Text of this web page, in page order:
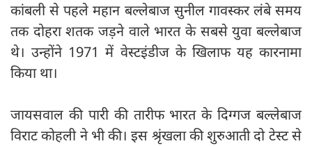
कांबली से पहले महान बल्लेबाज सुनील गावस्कर लंबे समय
तक दोहरा शतक जड़ने वाले भारत के सबसे युवा बल्लेबाज
थे। उन्होंने 1971 में वेस्टइंडीज के खिलाफ यह कारनामा
किया था।
जायसवाल की पारी की तारीफ भारत के दिग्गज बल्लेबाज
विराट कोहली ने भी की। इस श्रृंखला की शुरुआती दो टेस्ट से